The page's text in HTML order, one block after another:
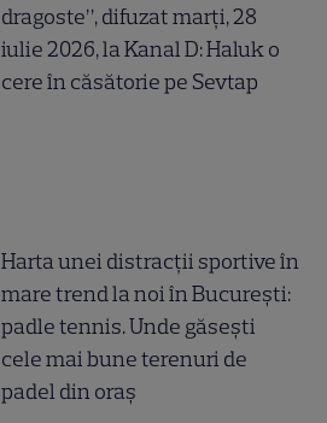
dragoste”, difuzat marți, 28
iulie 2026, la Kanal D: Haluk o
cere în căsătorie pe Sevtap
Harta unei distracții sportive în
mare trend la noi în București:
padle tennis. Unde găsești
cele mai bune terenuri de
padel din oraș